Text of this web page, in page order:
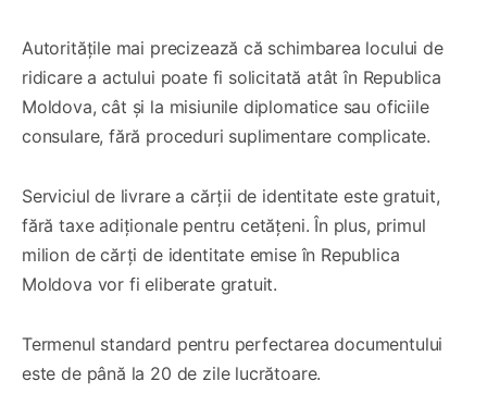
Autoritățile mai precizează că schimbarea locului de
ridicare a actului poate fi solicitată atât în Republica
Moldova, cât și la misiunile diplomatice sau oficiile
consulare, fără proceduri suplimentare complicate.
Serviciul de livrare a cărții de identitate este gratuit,
fără taxe adiționale pentru cetățeni. În plus, primul
milion de cărți de identitate emise în Republica
Moldova vor fi eliberate gratuit.
Termenul standard pentru perfectarea documentului
este de până la 20 de zile lucrătoare.